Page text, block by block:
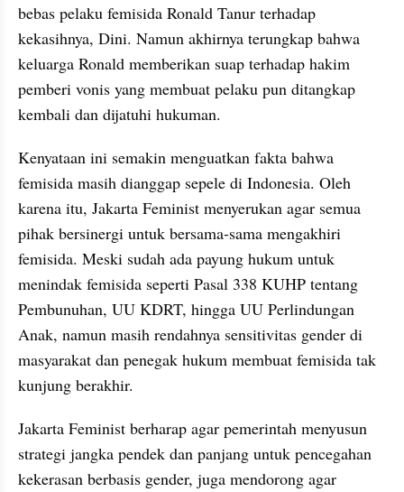
bebas pelaku femisida Ronald Tanur terhadap
kekasihnya, Dini. Namun akhirnya terungkap bahwa
keluarga Ronald memberikan suap terhadap hakim
pemberi vonis yang membuat pelaku pun ditangkap
kembali dan dijatuhi hukuman.
Kenyataan ini semakin menguatkan fakta bahwa
femisida masih dianggap sepele di Indonesia. Oleh
karena itu, Jakarta Feminist menyerukan agar semua
pihak bersinergi untuk bersama-sama mengakhiri
femisida. Meski sudah ada payung hukum untuk
menindak femisida seperti Pasal 338 KUHP tentang
Pembunuhan, UU KDRT, hingga UU Perlindungan
Anak, namun masih rendahnya sensitivitas gender di
masyarakat dan penegak hukum membuat femisida tak
kunjung berakhir.
Jakarta Feminist berharap agar pemerintah menyusun
strategi jangka pendek dan panjang untuk pencegahan
kekerasan berbasis gender, juga mendorong agar